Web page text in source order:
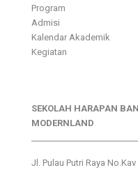
Program
Admisi
Kalendar Akademik
Kegiatan
SEKOLAH HARAPAN
MODERNLAND
Jl. Pulau Putri Raya